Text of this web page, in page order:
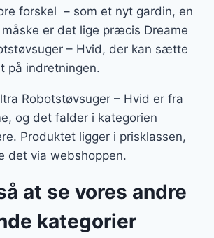
forskel – som et nyt gardin, en
er det lige præcis Dreame
– Hvid, der kan sætte
på indretningen.
Robotstøvsuger – Hvid er fra
og det falder i kategorien
Produktet ligger i prisklassen,
det via webshoppen.
at se vores andre
kategorier